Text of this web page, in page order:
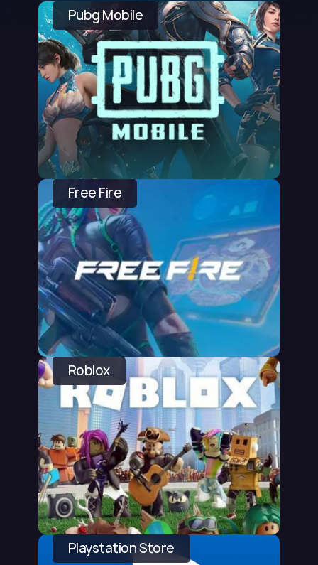
Pubg Mobile
Free Fire
Roblox
Playstation Store